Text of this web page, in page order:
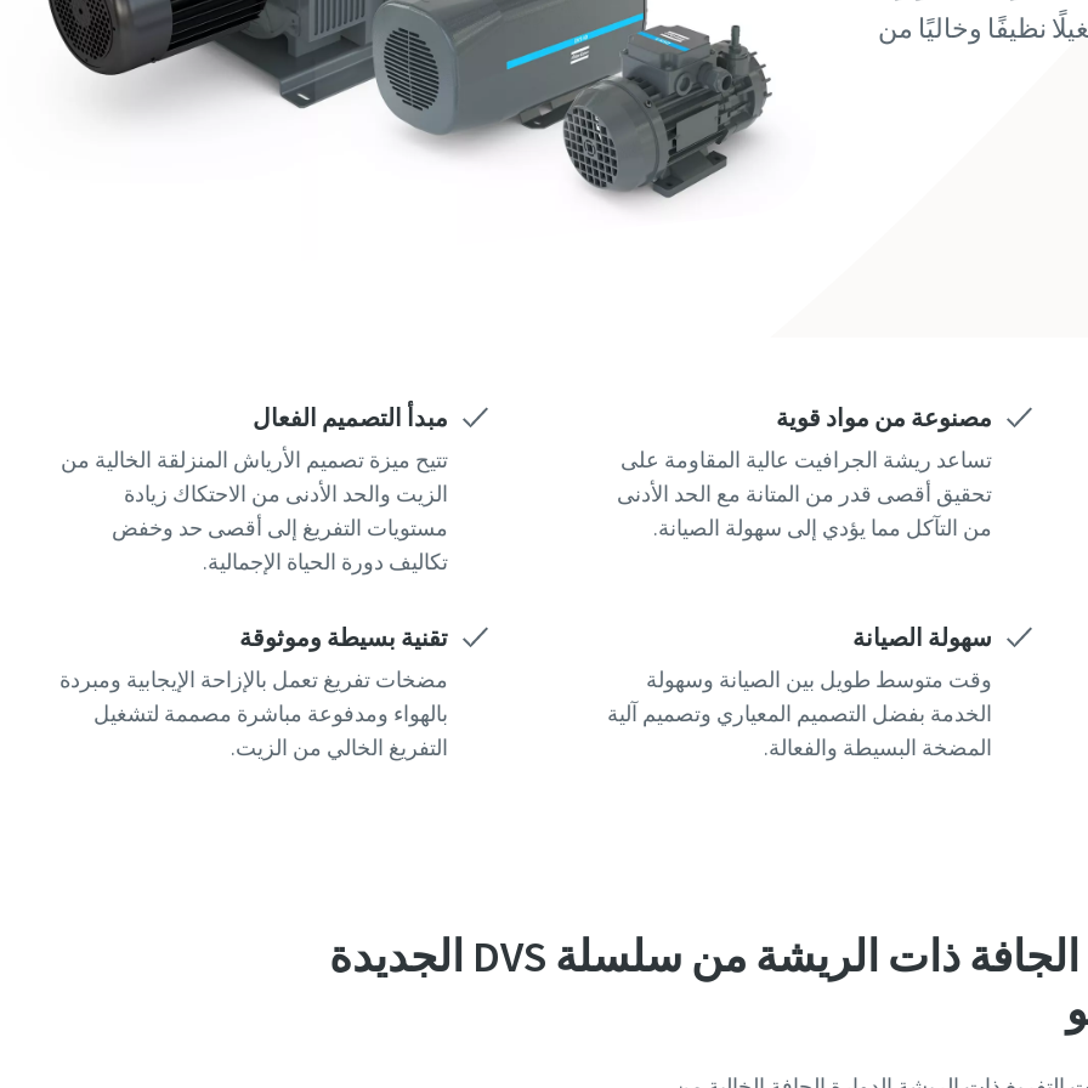
نظيفًا وخاليًا من
مصنوعة من مواد قوية
تساعد ريشة الجرافيت عالية المقاومة على
تحقيق أقصى قدر من المتانة مع الحد الأدنى
من التآكل مما يؤدي إلى سهولة الصيانة.
مبدأ التصميم الفعال
تتيح ميزة تصميم الأرياش المنزلقة الخالية من
الزيت والحد الأدنى من الاحتكاك زيادة
مستويات التفريغ إلى أقصى حد وخفض
تكاليف دورة الحياة الإجمالية.
سهولة الصيانة
وقت متوسط طويل بين الصيانة وسهولة
الخدمة بفضل التصميم المعياري وتصميم آلية
المضخة البسيطة والفعالة.
تقنية بسيطة وموثوقة
مضخات تفريغ تعمل بالإزاحة الإيجابية ومبردة
بالهواء ومدفوعة مباشرة مصممة لتشغيل
التفريغ الخالي من الزيت.
مضخات التفريغ الجافة ذات الريشة من سلسلة DVS الجديدة
الشخصية
طلب
الشخصية
طلب
الشخصية
طلب
الشخصية
طلب
الشخصية
طلب